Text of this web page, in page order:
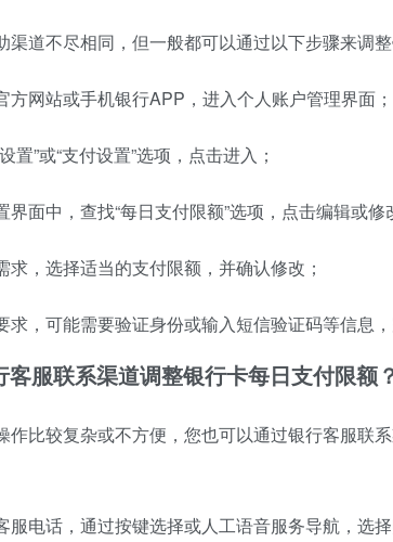
渠道不尽相同，但一般都可以通过以下步骤来调
方网站或手机银行APP，进入个人账户管理界面；
置”或“支付设置”选项，点击进入；
面中，查找“每日支付限额”选项，点击编辑或修
求，选择适当的支付限额，并确认修改；
求，可能需要验证身份或输入短信验证码等信息，
服联系渠道调整银行卡每日支付限额
作比较复杂或不方便，您也可以通过银行客服联
服电话，通过按键选择或人工语音服务导航，选